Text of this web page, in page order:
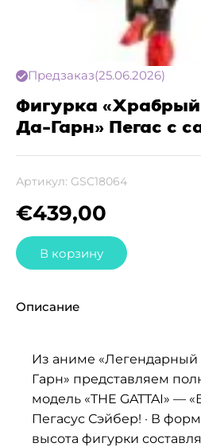
Предзаказ(25.06.2026)
Фигурка «Храбрый
Да-Гарн» Пегас с
Артикул: GSC18064
€439,00
В корзину
Описание
Из аниме
Гарн» представляем
модель «THE GATTAI» —
Пегасус Сэйбер! · В
высота фигурки